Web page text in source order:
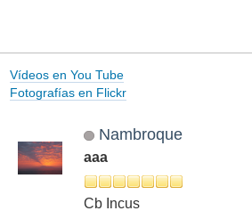
Vídeos en You Tube
Fotografías en Flickr
Nambroque
aaa
Cb Incus